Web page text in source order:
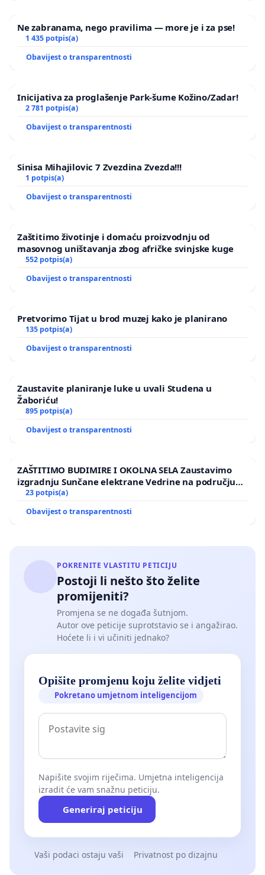
Ne zabranama, nego pravilima — more je i za pse!
1 435 potpis(a)
Obavijest o transparentnosti
Inicijativa za proglašenje Park-šume Kožino/Zadar!
2 781 potpis(a)
Obavijest o transparentnosti
Sinisa Mihajilovic 7 Zvezdina Zvezda!!!
1 potpis(a)
Obavijest o transparentnosti
Zaštitimo životinje i domaću proizvodnju od
masovnog uništavanja zbog afričke svinjske kuge
552 potpis(a)
Obavijest o transparentnosti
Pretvorimo Tijat u brod muzej kako je planirano
135 potpis(a)
Obavijest o transparentnosti
Zaustavite planiranje luke u uvali Studena u
Žaboriću!
895 potpis(a)
Obavijest o transparentnosti
ZAŠTITIMO BUDIMIRE I OKOLNA SELA Zaustavimo
izgradnju Sunčane elektrane Vedrine na području
Ugljana
23 potpis(a)
Obavijest o transparentnosti
POKRENITE VLASTITU PETICIJU
Postoji li nešto što želite
promijeniti?
Promjena se ne događa šutnjom.
Autor ove peticije suprotstavio se i angažirao.
Hoćete li i vi učiniti jednako?
Opišite promjenu koju želite vidjeti
Pokretano umjetnom inteligencijom
Napišite svojim riječima. Umjetna inteligencija
izradit će vam snažnu peticiju.
Generiraj peticiju
Vaši podaci ostaju vaši Privatnost po dizajnu